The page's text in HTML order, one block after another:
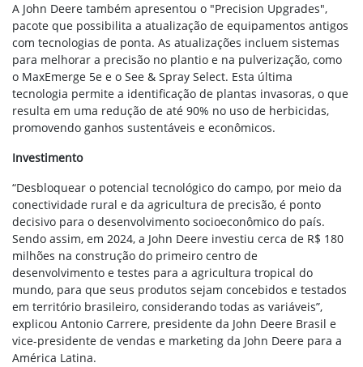
A John Deere também apresentou o "Precision Upgrades",
pacote que possibilita a atualização de equipamentos antigos
com tecnologias de ponta. As atualizações incluem sistemas
para melhorar a precisão no plantio e na pulverização, como
o MaxEmerge 5e e o See & Spray Select. Esta última
tecnologia permite a identificação de plantas invasoras, o que
resulta em uma redução de até 90% no uso de herbicidas,
promovendo ganhos sustentáveis e econômicos.
Investimento
“Desbloquear o potencial tecnológico do campo, por meio da
conectividade rural e da agricultura de precisão, é ponto
decisivo para o desenvolvimento socioeconômico do país.
Sendo assim, em 2024, a John Deere investiu cerca de R$ 180
milhões na construção do primeiro centro de
desenvolvimento e testes para a agricultura tropical do
mundo, para que seus produtos sejam concebidos e testados
em território brasileiro, considerando todas as variáveis”,
explicou Antonio Carrere, presidente da John Deere Brasil e
vice-presidente de vendas e marketing da John Deere para a
América Latina.